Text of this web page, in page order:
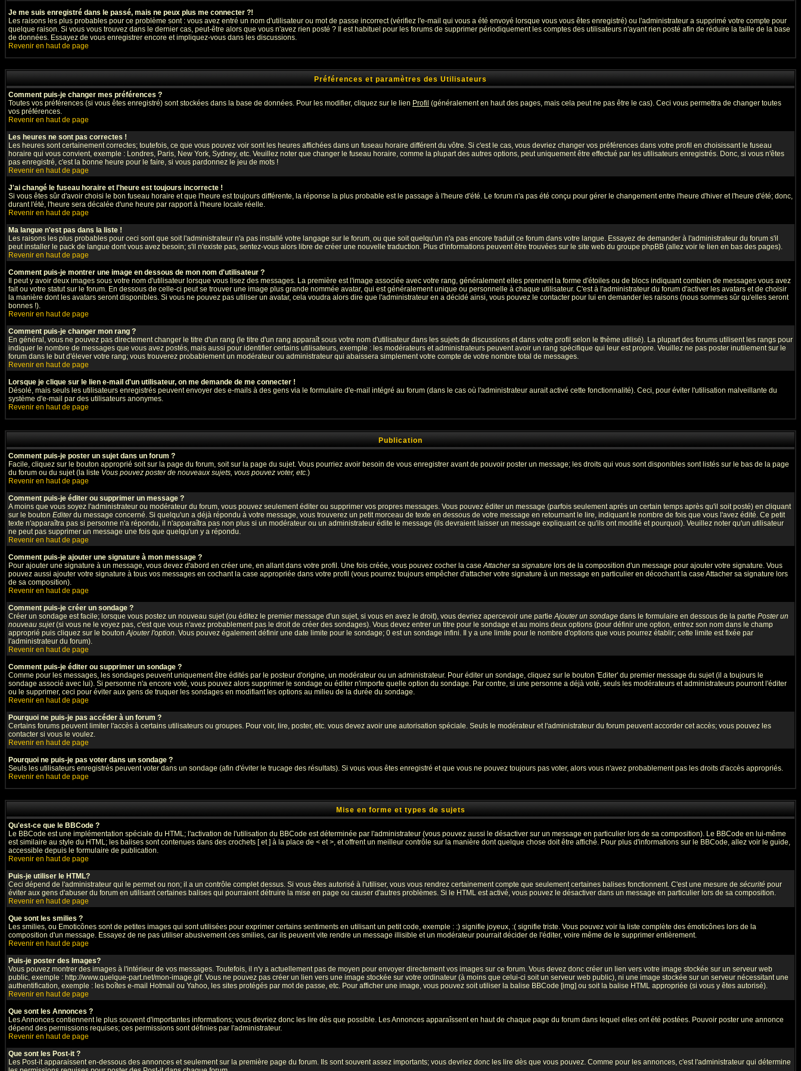
Je me suis enregistré dans le passé, mais ne peux plus me connecter ?!
Les raisons les plus probables pour ce problème sont : vous avez entré un nom d'utilisateur ou mot de passe incorrect (vérifiez l'e-mail qui vous a été envoyé lorsque vous vous êtes enregistré) ou l'administrateur a supprimé votre compte pour
quelque raison. Si vous vous trouvez dans le dernier cas, peut-être alors que vous n'avez rien posté ? Il est habituel pour les forums de supprimer périodiquement les comptes des utilisateurs n'ayant rien posté afin de réduire la taille de la base
de données. Essayez de vous enregistrer encore et impliquez-vous dans les discussions.
Revenir en haut de page
Préférences et paramètres des Utilisateurs
Comment puis-je changer mes préférences ?
Toutes vos préférences (si vous êtes enregistré) sont stockées dans la base de données. Pour les modifier, cliquez sur le lien Profil (généralement en haut des pages, mais cela peut ne pas être le cas). Ceci vous permettra de changer toutes
vos préférences.
Revenir en haut de page
Les heures ne sont pas correctes !
Les heures sont certainement correctes; toutefois, ce que vous pouvez voir sont les heures affichées dans un fuseau horaire différent du vôtre. Si c'est le cas, vous devriez changer vos préférences dans votre profil en choisissant le fuseau
horaire qui vous convient, exemple : Londres, Paris, New York, Sydney, etc. Veuillez noter que changer le fuseau horaire, comme la plupart des autres options, peut uniquement être effectué par les utilisateurs enregistrés. Donc, si vous n'êtes
pas enregistré, c'est la bonne heure pour le faire, si vous pardonnez le jeu de mots !
Revenir en haut de page
J'ai changé le fuseau horaire et l'heure est toujours incorrecte !
Si vous êtes sûr d'avoir choisi le bon fuseau horaire et que l'heure est toujours différente, la réponse la plus probable est le passage à l'heure d'été. Le forum n'a pas été conçu pour gérer le changement entre l'heure d'hiver et l'heure d'été; donc,
durant l'été, l'heure sera décalée d'une heure par rapport à l'heure locale réelle.
Revenir en haut de page
Ma langue n'est pas dans la liste !
Les raisons les plus probables pour ceci sont que soit l'administrateur n'a pas installé votre langage sur le forum, ou que soit quelqu'un n'a pas encore traduit ce forum dans votre langue. Essayez de demander à l'administrateur du forum s'il
peut installer le pack de langue dont vous avez besoin; s'il n'existe pas, sentez-vous alors libre de créer une nouvelle traduction. Plus d'informations peuvent être trouvées sur le site web du groupe phpBB (allez voir le lien en bas des pages).
Revenir en haut de page
Comment puis-je montrer une image en dessous de mon nom d'utilisateur ?
Il peut y avoir deux images sous votre nom d'utilisateur lorsque vous lisez des messages. La première est l'image associée avec votre rang, généralement elles prennent la forme d'étoiles ou de blocs indiquant combien de messages vous avez
fait ou votre statut sur le forum. En dessous de celle-ci peut se trouver une image plus grande nommée avatar, qui est généralement unique ou personnelle à chaque utilisateur. C'est à l'administrateur du forum d'activer les avatars et de choisir
la manière dont les avatars seront disponibles. Si vous ne pouvez pas utiliser un avatar, cela voudra alors dire que l'administrateur en a décidé ainsi, vous pouvez le contacter pour lui en demander les raisons (nous sommes sûr qu'elles seront
bonnes !).
Revenir en haut de page
Comment puis-je changer mon rang ?
En général, vous ne pouvez pas directement changer le titre d'un rang (le titre d'un rang apparaît sous votre nom d'utilisateur dans les sujets de discussions et dans votre profil selon le thème utilisé). La plupart des forums utilisent les rangs pour
indiquer le nombre de messages que vous avez postés, mais aussi pour identifier certains utilisateurs, exemple : les modérateurs et administrateurs peuvent avoir un rang spécifique qui leur est propre. Veuillez ne pas poster inutilement sur le
forum dans le but d'élever votre rang; vous trouverez probablement un modérateur ou administrateur qui abaissera simplement votre compte de votre nombre total de messages.
Revenir en haut de page
Lorsque je clique sur le lien e-mail d'un utilisateur, on me demande de me connecter !
Désolé, mais seuls les utilisateurs enregistrés peuvent envoyer des e-mails à des gens via le formulaire d'e-mail intégré au forum (dans le cas où l'administrateur aurait activé cette fonctionnalité). Ceci, pour éviter l'utilisation malveillante du
système d'e-mail par des utilisateurs anonymes.
Revenir en haut de page
Publication
Comment puis-je poster un sujet dans un forum ?
Facile, cliquez sur le bouton approprié soit sur la page du forum, soit sur la page du sujet. Vous pourriez avoir besoin de vous enregistrer avant de pouvoir poster un message; les droits qui vous sont disponibles sont listés sur le bas de la page
du forum ou du sujet (la liste Vous pouvez poster de nouveaux sujets, vous pouvez voter, etc.)
Revenir en haut de page
Comment puis-je éditer ou supprimer un message ?
A moins que vous soyez l'administrateur ou modérateur du forum, vous pouvez seulement éditer ou supprimer vos propres messages. Vous pouvez éditer un message (parfois seulement après un certain temps après qu'il soit posté) en cliquant
sur le bouton Editerdu message concerné. Si quelqu'un a déjà répondu à votre message, vous trouverez un petit morceau de texte en dessous de votre message en retournant le lire, indiquant le nombre de fois que vous l'avez édité. Ce petit
texte n'apparaîtra pas si personne n'a répondu, il n'apparaîtra pas non plus si un modérateur ou un administrateur édite le message (ils devraient laisser un message expliquant ce qu'ils ont modifié et pourquoi). Veuillez noter qu'un utilisateur
ne peut pas supprimer un message une fois que quelqu'un y a répondu.
Revenir en haut de page
Comment puis-je ajouter une signature à mon message ?
Pour ajouter une signature à un message, vous devez d'abord en créer une, en allant dans votre profil. Une fois créée, vous pouvez cocher la caseAttacher sa signature lors de la composition d'un message pour ajouter votre signature. Vous
pouvez aussi ajouter votre signature à tous vos messages en cochant la case appropriée dans votre profil (vous pourrez toujours empêcher d'attacher votre signature à un message en particulier en décochant la case Attacher sa signature lors
de sa composition).
Revenir en haut de page
Comment puis-je créer un sondage ?
Créer un sondage est facile; lorsque vous postez un nouveau sujet (ou éditez le premier message d'un sujet, si vous en avez le droit), vous devriez apercevoir une partieAjouter un sondage dans le formulaire en dessous de la partie Poster un
nouveau sujet(si vous ne le voyez pas, c'est que vous n'avez probablement pas le droit de créer des sondages). Vous devez entrer un titre pour le sondage et au moins deux options (pour définir une option, entrez son nom dans le champ
approprié puis cliquez sur le boutonAjouter l'option. Vous pouvez également définir une date limite pour le sondage; 0 est un sondage infini. Il y a une limite pour le nombre d'options que vous pourrez établir; cette limite est fixée par
l'administrateur du forum).
Revenir en haut de page
Comment puis-je éditer ou supprimer un sondage ?
Comme pour les messages, les sondages peuvent uniquement être édités par le posteur d'origine, un modérateur ou un administrateur. Pour éditer un sondage, cliquez sur le bouton 'Editer' du premier message du sujet (il a toujours le
sondage associé avec lui). Si personne n'a encore voté, vous pouvez alors supprimer le sondage ou éditer n'importe quelle option du sondage. Par contre, si une personne a déjà voté, seuls les modérateurs et administrateurs pourront l'éditer
ou le supprimer, ceci pour éviter aux gens de truquer les sondages en modifiant les options au milieu de la durée du sondage.
Revenir en haut de page
Pourquoi ne puis-je pas accéder à un forum ?
Certains forums peuvent limiter l'accès à certains utilisateurs ou groupes. Pour voir, lire, poster, etc. vous devez avoir une autorisation spéciale. Seuls le modérateur et l'administrateur du forum peuvent accorder cet accès; vous pouvez les
contacter si vous le voulez.
Revenir en haut de page
Pourquoi ne puis-je pas voter dans un sondage ?
Seuls les utilisateurs enregistrés peuvent voter dans un sondage (afin d'éviter le trucage des résultats). Si vous vous êtes enregistré et que vous ne pouvez toujours pas voter, alors vous n'avez probablement pas les droits d'accès appropriés.
Revenir en haut de page
Mise en forme et types de sujets
Qu'est-ce que le BBCode ?
Le BBCode est une implémentation spéciale du HTML; l'activation de l'utilisation du BBCode est déterminée par l'administrateur (vous pouvez aussi le désactiver sur un message en particulier lors de sa composition). Le BBCode en lui-même
est similaire au style du HTML; les balises sont contenues dans des crochets [ et ] à la place de < et >, et offrent un meilleur contrôle sur la manière dont quelque chose doit être affiché. Pour plus d'informations sur le BBCode, allez voir le guide,
accessible depuis le formulaire de publication.
Revenir en haut de page
Puis-je utiliser le HTML?
Ceci dépend de l'administrateur qui le permet ou non; il a un contrôle complet dessus. Si vous êtes autorisé à l'utiliser, vous vous rendrez certainement compte que seulement certaines balises fonctionnent. C'est une mesure de sécurité pour
éviter aux gens d'abuser du forum en utilisant certaines balises qui pourraient détruire la mise en page ou causer d'autres problèmes. Si le HTML est activé, vous pouvez le désactiver dans un message en particulier lors de sa composition.
Revenir en haut de page
Que sont les smilies ?
Les smilies, ou Emoticônes sont de petites images qui sont utilisées pour exprimer certains sentiments en utilisant un petit code, exemple : :) signifie joyeux, :( signifie triste. Vous pouvez voir la liste complète des émoticônes lors de la
composition d'un message. Essayez de ne pas utiliser abusivement ces smilies, car ils peuvent vite rendre un message illisible et un modérateur pourrait décider de l'éditer, voire même de le supprimer entièrement.
Revenir en haut de page
Puis-je poster des Images?
Vous pouvez montrer des images à l'intérieur de vos messages. Toutefois, il n'y a actuellement pas de moyen pour envoyer directement vos images sur ce forum. Vous devez donc créer un lien vers votre image stockée sur un serveur web
public, exemple : http://www.quelque-part.net/mon-image.gif. Vous ne pouvez pas créer un lien vers une image stockée sur votre ordinateur (à moins que celui-ci soit un serveur web public), ni une image stockée sur un serveur nécessitant une
authentification, exemple : les boîtes e-mail Hotmail ou Yahoo, les sites protégés par mot de passe, etc. Pour afficher une image, vous pouvez soit utiliser la balise BBCode [img] ou soit la balise HTML appropriée (si vous y êtes autorisé).
Revenir en haut de page
Que sont les Annonces ?
Les Annonces contiennent le plus souvent d'importantes informations; vous devriez donc les lire dès que possible. Les Annonces apparaîssent en haut de chaque page du forum dans lequel elles ont été postées. Pouvoir poster une annonce
dépend des permissions requises; ces permissions sont définies par l'administrateur.
Revenir en haut de page
Que sont les Post-it ?
Les Post-it apparaissent en-dessous des annonces et seulement sur la première page du forum. Ils sont souvent assez importants; vous devriez donc les lire dès que vous pouvez. Comme pour les annonces, c'est l'administrateur qui détermine